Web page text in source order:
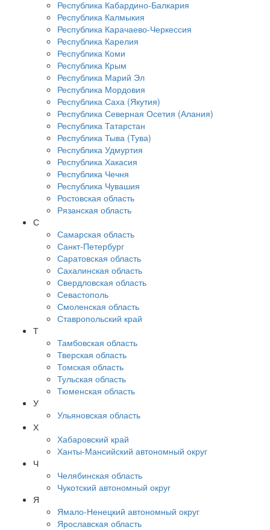
Республика Кабардино-Балкария
Республика Калмыкия
Республика Карачаево-Черкессия
Республика Карелия
Республика Коми
Республика Крым
Республика Марий Эл
Республика Мордовия
Республика Саха (Якутия)
Республика Северная Осетия (Алания)
Республика Татарстан
Республика Тыва (Тува)
Республика Удмуртия
Республика Хакасия
Республика Чечня
Республика Чувашия
Ростовская область
Рязанская область
С
Самарская область
Санкт-Петербург
Саратовская область
Сахалинская область
Свердловская область
Севастополь
Смоленская область
Ставропольский край
Т
Тамбовская область
Тверская область
Томская область
Тульская область
Тюменская область
У
Ульяновская область
Х
Хабаровский край
Ханты-Мансийский автономный округ
Ч
Челябинская область
Чукотский автономный округ
Я
Ямало-Ненецкий автономный округ
Ярославская область